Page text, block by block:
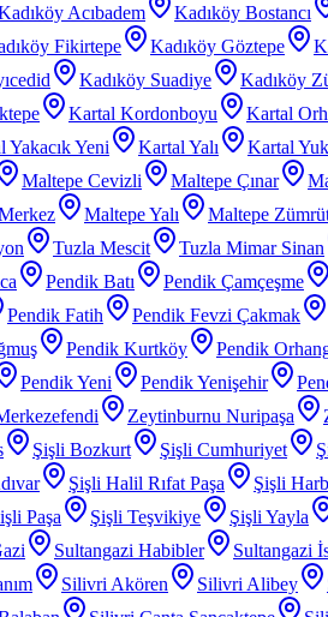
Acıbadem Kadıköy Bostancı
Fikirtepe Kadıköy Göztepe
Kadıköy Suadiye Kadıköy
Kartal Kordonboyu Kartal
Yakacık Yeni Kartal Yalı Kartal
Maltepe Cevizli Maltepe Çınar
Maltepe Yalı Maltepe
Tuzla Mescit Tuzla Mimar Sinan
Pendik Batı Pendik Çamçeşme
Pendik Fatih Pendik Fevzi Çakmak
Pendik Kurtköy Pendik
Pendik Yeni Pendik Yenişehir
Zeytinburnu Nuripaşa
Şişli Bozkurt Şişli Cumhuriyet
Şişli Halil Rıfat Paşa Şişli
Paşa Şişli Teşvikiye Şişli Yayla
Sultangazi Habibler Sultangazi
Silivri Akören Silivri Alibey